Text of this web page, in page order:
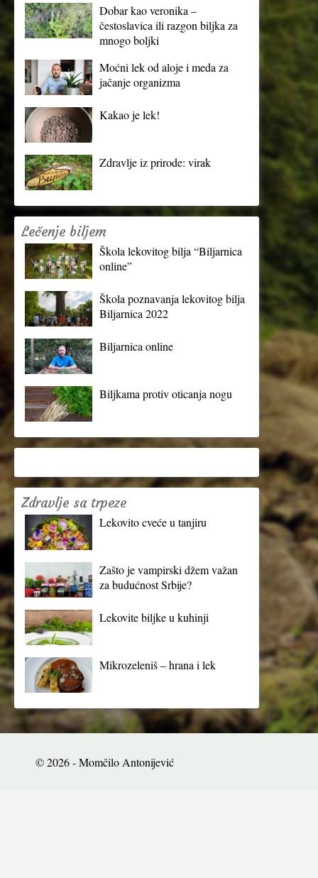
Dobar kao veronika –
čestoslavica ili razgon biljka za
mnogo boljki
Moćni lek od aloje i meda za
jačanje organizma
Kakao je lek!
Zdravlje iz prirode: virak
Lečenje biljem
Škola lekovitog bilja “Biljarnica
online”
Škola poznavanja lekovitog bilja
Biljarnica 2022
Biljarnica online
Biljkama protiv oticanja nogu
Zdravlje sa trpeze
Lekovito cveće u tanjiru
Zašto je vampirski džem važan
za budućnost Srbije?
Lekovite biljke u kuhinji
Mikrozeleniš – hrana i lek
© 2026 - Momčilo Antonijević